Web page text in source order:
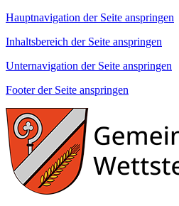
Hauptnavigation der Seite anspringen
Inhaltsbereich der Seite anspringen
Unternavigation der Seite anspringen
Footer der Seite anspringen